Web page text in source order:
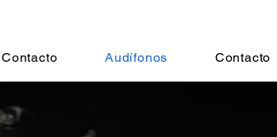
Audífonos Contacto